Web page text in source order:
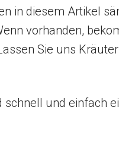
in diesem Artikel
vorhanden,
Sie uns
schnell und einfach